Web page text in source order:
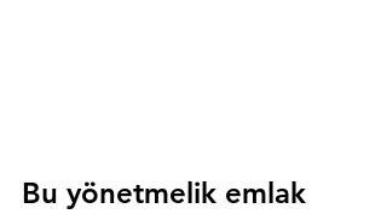
Bu yönetmelik emlak